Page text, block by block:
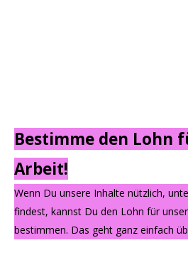
Bestimme den Lohn
Arbeit!
Wenn Du unsere Inhalte nützlich,
findest, kannst Du den Lohn für
bestimmen. Das geht ganz einfach